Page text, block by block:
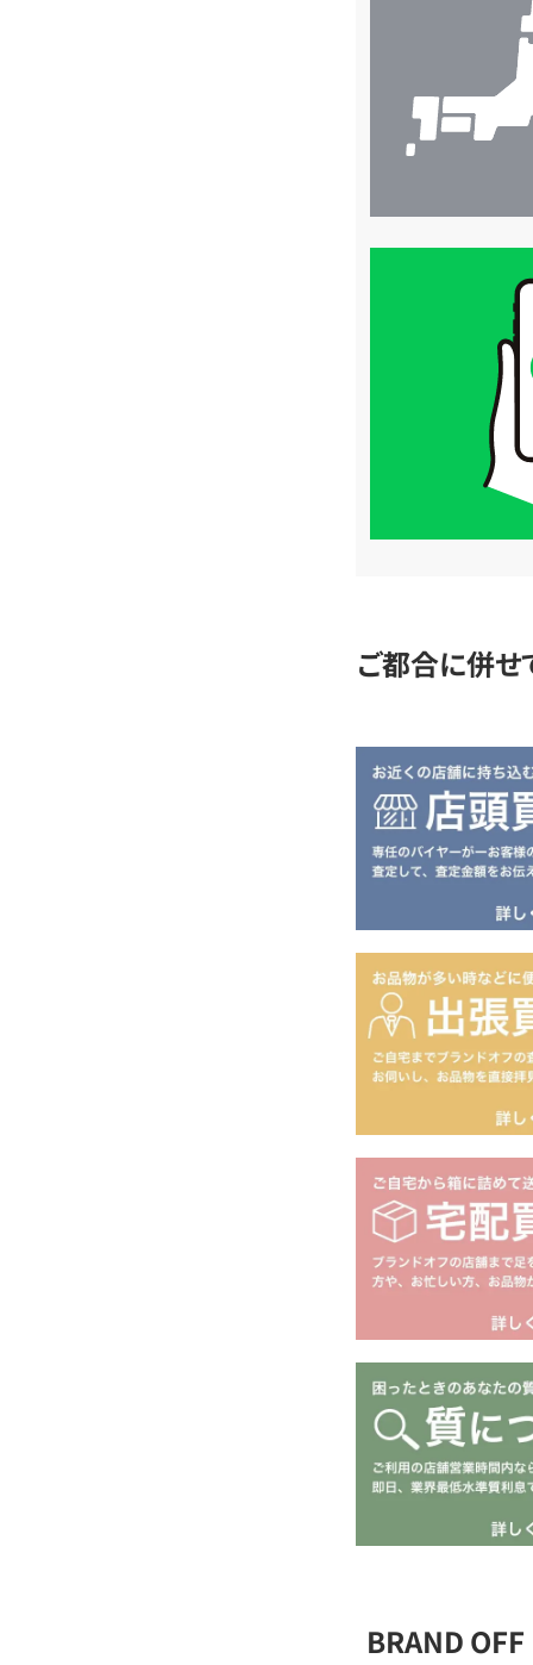
ご都合に併せ
BRAND